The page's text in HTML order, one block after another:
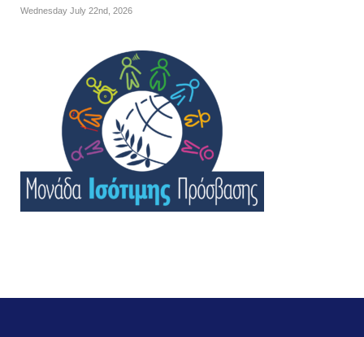
Wednesday July 22nd, 2026